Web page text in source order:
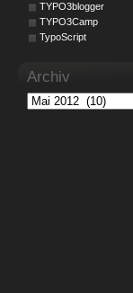
TYPO3blogger
TYPO3Camp
TypoScript
Archiv